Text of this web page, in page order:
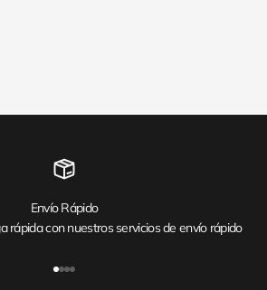
Envío Rápido
rápida con nuestros servicios de envío rápido